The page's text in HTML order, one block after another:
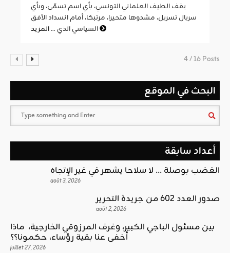
يقف الطيف العلماني التونسي، بأي اسم تسمّى، وبأي
سربال تسربل، مشدوها متحيرا، مرتبكا، أمام انسداد الأفق
السياسي الذي ...
4 / 16 Posts
البحث في الموقع
أعداد سابقة
الغضب بوصلة … لا سلاحا يشهر في غير الإتجاه
août 3, 2026
صدور العدد 602 من جريدة التحرير
août 2, 2026
بين مسئول الباجي الكبير، وغرف المرزوقي الخارجية، ماذا
أخفى عنا بقية رؤساء، حكمونا؟؟
juillet 27, 2026